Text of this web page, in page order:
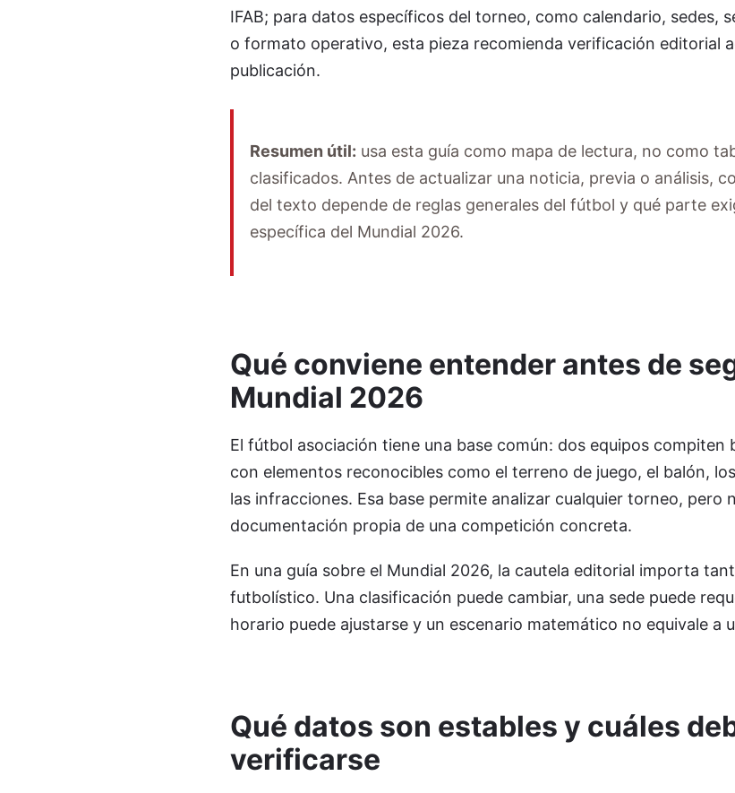
IFAB; para datos específicos del torneo, como calendario, sedes,
o formato operativo, esta pieza recomienda verificación editorial
publicación.
Resumen útil: usa esta guía como mapa de lectura, no como
clasificados. Antes de actualizar una noticia, previa o análisis,
del texto depende de reglas generales del fútbol y qué parte
específica del Mundial 2026.
Qué conviene entender antes de
Mundial 2026
El fútbol asociación tiene una base común: dos equipos compiten
con elementos reconocibles como el terreno de juego, el balón,
las infracciones. Esa base permite analizar cualquier torneo, pero
documentación propia de una competición concreta.
En una guía sobre el Mundial 2026, la cautela editorial importa
futbolístico. Una clasificación puede cambiar, una sede puede
horario puede ajustarse y un escenario matemático no equivale a
Qué datos son estables y cuáles
verificarse